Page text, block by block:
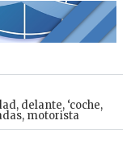
, delante, ‘coche,
, motorista